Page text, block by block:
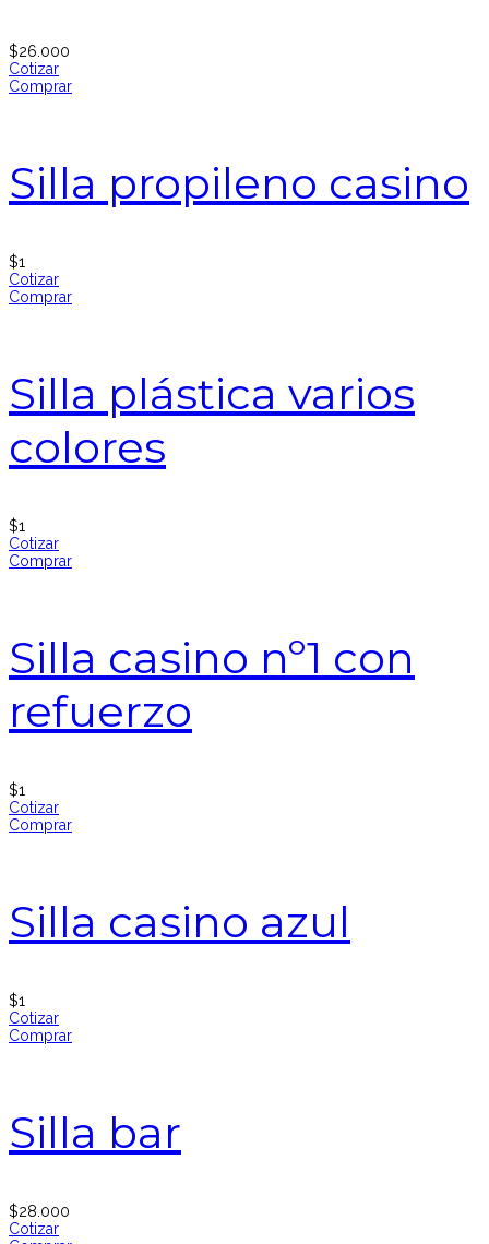
$26.000
Cotizar
Comprar
Silla propileno casino
$1
Cotizar
Comprar
Silla plástica varios
colores
$1
Cotizar
Comprar
Silla casino nº1 con
refuerzo
$1
Cotizar
Comprar
Silla casino azul
$1
Cotizar
Comprar
Silla bar
$28.000
Cotizar